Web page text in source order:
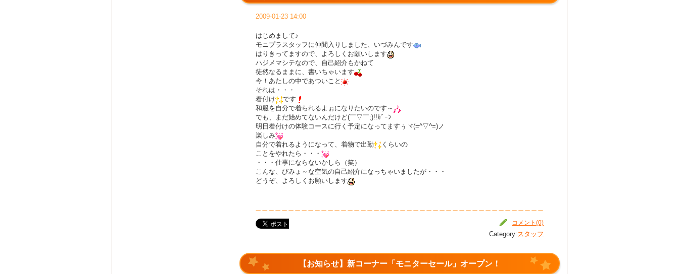
2009-01-23 14:00
はじめまして♪
モニプラスタッフに仲間入りしました、いづみんです
はりきってますので、よろしくお願いします
ハジメマシテなので、自己紹介もかねて
徒然なるままに、書いちゃいます
今！あたしの中であついこと
それは・・・
着付け
です
和服を自分で着られるよぉになりたいのです～
でも、まだ始めてないんだけど(￣▽￣;)!!ｶﾞｰﾝ
明日着付けの体験コースに行く予定になってますぅヾ(=^▽^=)ノ
楽しみ
自分で着れるようになって、着物で出勤
くらいの
ことをやれたら・・・
・・・仕事にならないかしら（笑）
こんな、びみょ～な空気の自己紹介になっちゃいましたが・・・
どうぞ、よろしくお願いします
コメント(0)
Category: スタッフ
【お知らせ】新コーナー「モニターセール」オープン！